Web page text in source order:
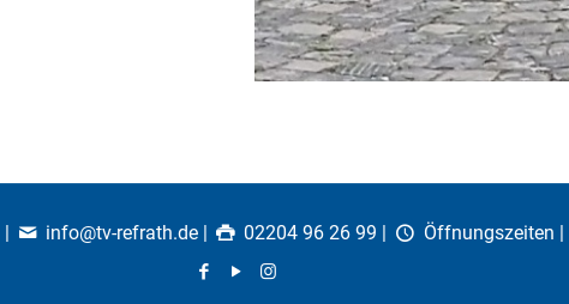
| info@tv-refrath.de| 02204 96 26 99 | Öffnungszeiten |